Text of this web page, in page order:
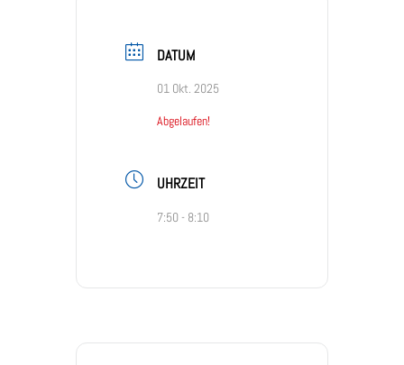
DATUM
01 Okt. 2025
Abgelaufen!
UHRZEIT
7:50 - 8:10